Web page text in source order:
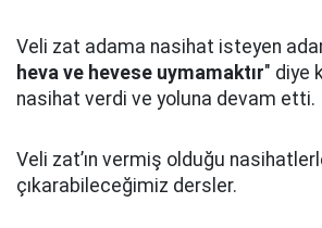
Veli zat adama nasihat isteyen
heva ve hevese uymamaktır" diye
nasihat verdi ve yoluna devam etti.
Veli zat’ın vermiş olduğu
çıkarabileceğimiz dersler.